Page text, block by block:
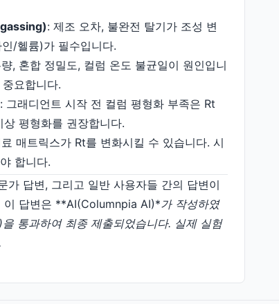
: 제조 오차, 불완전 탈기가 조성 변
/헬륨)가 필수입니다.
, 혼합 정밀도, 컬럼 온도 불균일이 원인입니
요합니다.
: 그래디언트 시작 전 컬럼 평형화 부족은 Rt
평형화를 권장합니다.
매트릭스가 Rt를 변화시킬 수 있습니다. 시
합니다.
답변, 그리고 일반 사용자들 간의 답변이
이 답변은 **AI(Columnpia AI)*가 작성하였
통과하여 최종 제출되었습니다. 실제 실험